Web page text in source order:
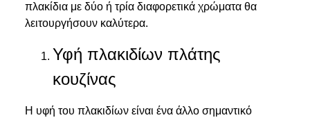
πλακίδια με δύο ή τρία διαφορετικά χρώματα θα
λειτουργήσουν καλύτερα.
Υφή πλακιδίων πλάτης
κουζίνας
Η υφή του πλακιδίων είναι ένα άλλο σημαντικό